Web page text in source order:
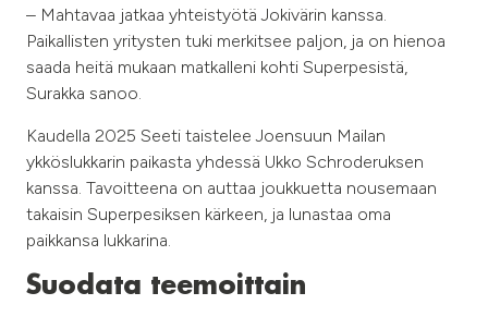
– Mahtavaa jatkaa yhteistyötä Jokivärin kanssa.
Paikallisten yritysten tuki merkitsee paljon, ja on hienoa
saada heitä mukaan matkalleni kohti Superpesistä,
Surakka sanoo.
Kaudella 2025 Seeti taistelee Joensuun Mailan
ykköslukkarin paikasta yhdessä Ukko Schroderuksen
kanssa. Tavoitteena on auttaa joukkuetta nousemaan
takaisin Superpesiksen kärkeen, ja lunastaa oma
paikkansa lukkarina.
Suodata teemoittain